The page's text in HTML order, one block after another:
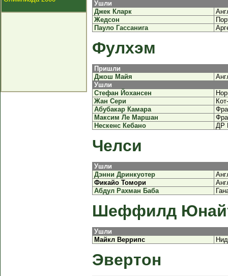
Ушли
Джек Кларк
Жедсон
Пауло Гассанига
Фулхэм
Пришли
Джош Майя
Ушли
Стефан Йохансен
Жан Сери
Абубакар Камара
Максим Ле Маршан
Нескенс Кебано
ДР
Челси
Ушли
Дэнни Дринкуотер
Фикайо Томори
Абдул Рахман Баба
Шеффилд
Ушли
Майкл Веррипс
Эвертон